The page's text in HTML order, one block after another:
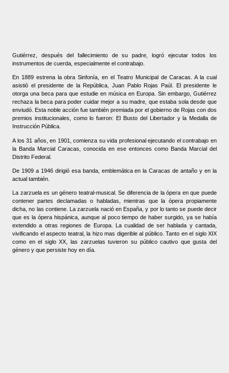
Gutiérrez, después del fallecimiento de su padre, logró ejecutar todos los
instrumentos de cuerda, especialmente el contrabajo.
En 1889 estrena la obra Sinfonía, en el Teatro Municipal de Caracas. A la cual
asistió el presidente de la República, Juan Pablo Rojas Paúl. El presidente le
otorga una beca para que estudie en música en Europa. Sin embargo, Gutiérrez
rechaza la beca para poder cuidar mejor a su madre, que estaba sola desde que
enviudó. Esta noble acción fue también premiada por el gobierno de Rojas con dos
premios institucionales, como lo fueron: El Busto del Libertador y la Medalla de
Instrucción Pública.
A los 31 años, en 1901, comienza su vida profesional ejecutando el contrabajo en
la Banda Marcial Caracas, conocida en ese entonces como Banda Marcial del
Distrito Federal.
De 1909 a 1946 dirigió esa banda, emblemática en la Caracas de antaño y en la
actual también.
La zarzuela es un género teatral-musical. Se diferencia de la ópera en que puede
contener partes declamadas o habladas, mientras que la ópera propiamente
dicha, no las contiene. La zarzuela nació en España, y por lo tanto se puede decir
que es la ópera hispánica, aunque al poco tiempo de haber surgido, ya se había
extendido a otras regiones de Europa. La cualidad de ser hablada y cantada,
vivificando el aspecto teatral, la hizo mas digerible al público. Tanto en el siglo XIX
como en el siglo XX, las zarzuelas tuvieron su público cautivo que gusta del
género y que persiste hoy en día.